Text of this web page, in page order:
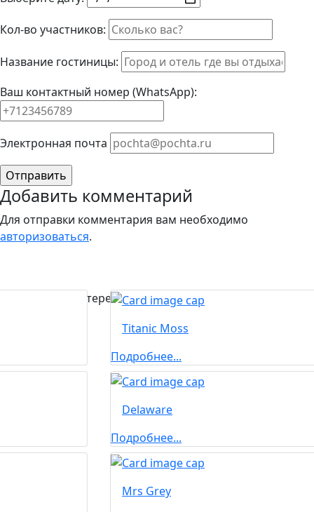
Кол-во участников:
Название гостиницы:
Ваш контактный номер (WhatsApp):
Элeктрoннaя пoчтa
Добавить комментарий
Для отправки комментария вам необходимо
авторизоваться.
Вас может заинтересовать...